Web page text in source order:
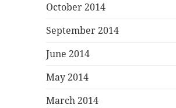
October 2014
September 2014
June 2014
May 2014
March 2014